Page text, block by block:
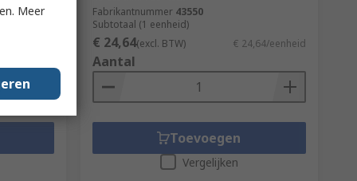
Fabrikantnummer 43550
Subtotaal (1 eenheid)
€ 24,64(excl. BTW) € 24,64/eenheid
Aantal
Toevoegen
Vergelijken
Meer